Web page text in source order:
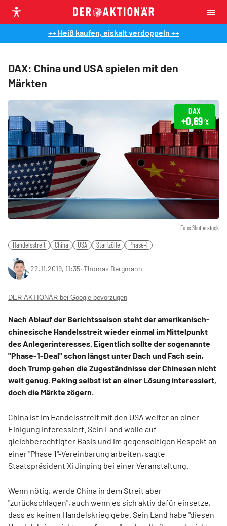
++ Heiß kaufen, eiskalt verdoppeln ++
DAX: China und USA spielen mit den
Märkten
Foto: Shutterstock
DAX
+0,69%
Handelsstreit China USA Starfzölle Phase-1
22.11.2019, 11:35‧ Thomas Bergmann
DER AKTIONÄR bei Google bevorzugen
Nach Ablauf der Berichtssaison steht der amerikanisch-
chinesische Handelsstreit wieder einmal im Mittelpunkt
des Anlegerinteresses. Eigentlich sollte der sogenannte
"Phase-1-Deal" schon längst unter Dach und Fach sein,
doch Trump gehen die Zugeständnisse der Chinesen nicht
weit genug. Peking selbst ist an einer Lösung interessiert,
doch die Märkte zögern.
China ist im Handelsstreit mit den USA weiter an einer
Einigung interessiert. Sein Land wolle auf
gleichberechtigter Basis und im gegenseitigen Respekt an
einer "Phase 1"-Vereinbarung arbeiten, sagte
Staatspräsident Xi Jinping bei einer Veranstaltung.
Wenn nötig, werde China in dem Streit aber
"zurückschlagen", auch wenn es sich aktiv dafür einsetze,
dass es keinen Handelskrieg gebe. Sein Land habe "diesen